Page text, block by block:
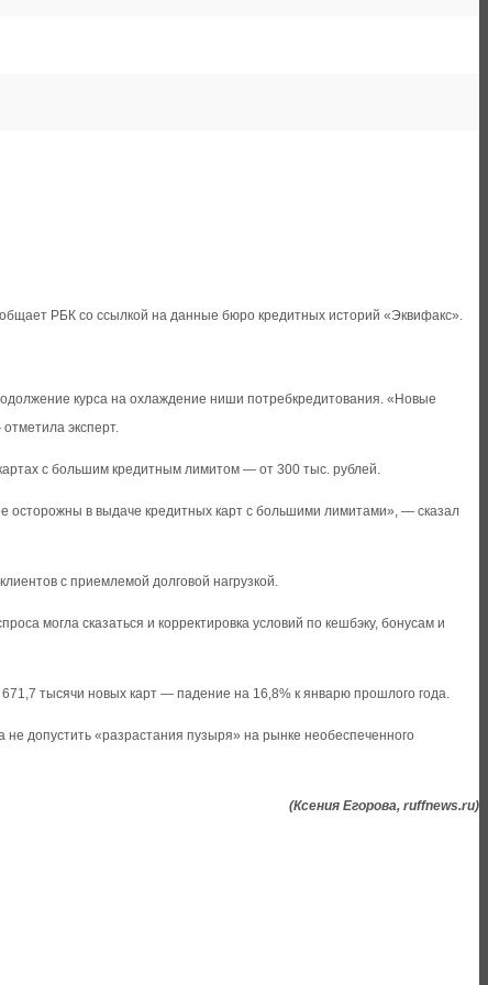
РБК со ссылкой на данные бюро кредитных историй «Эквифакс».
курса на охлаждение ниши потребкредитования. «Новые
эксперт.
с большим кредитным лимитом — от 300 тыс. рублей.
осторожны в выдаче кредитных карт с большими лимитами», — сказал
с приемлемой долговой нагрузкой.
могла сказаться и корректировка условий по кешбэку, бонусам и
тысячи новых карт — падение на 16,8% к январю прошлого года.
допустить «разрастания пузыря» на рынке необеспеченного
(Ксения Егорова, ruffnews.ru)